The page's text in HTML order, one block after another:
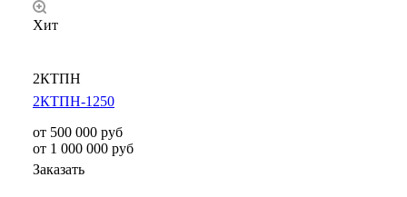
Хит
2КТПН
2КТПН-1250
от 500 000 руб
от 1 000 000 руб
Заказать